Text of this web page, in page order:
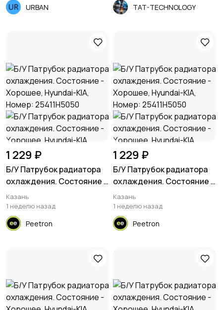
URBAN TAT-TECHNOLOGY
1 229 ₽
Б/У Патрубок радиатора
охлаждения. Состояние -
Хорошее, Hyundai-KIA,
Номер: 25411H5050
Казань
1 неделю назад
Peetron
1 229 ₽
Б/У Патрубок радиатора
охлаждения. Состояние -
Хорошее, Hyundai-KIA,
Номер: 25411H5050
Казань
1 неделю назад
Peetron